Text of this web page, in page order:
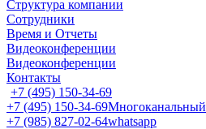
Структура компании
Сотрудники
Время и Отчеты
Видеоконференции
Видеоконференции
Контакты
+7 (495) 150-34-69
+7 (495) 150-34-69Многоканальный
+7 (985) 827-02-64whatsapp